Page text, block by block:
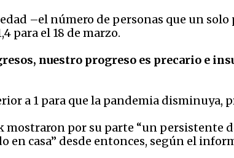
–el número de personas que un
para el 18 de marzo.
nuestro progreso es precario e
a 1 para que la pandemia disminuya,
mostraron por su parte “un persistente
en casa” desde entonces, según el